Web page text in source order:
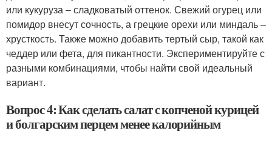
или кукуруза – сладковатый оттенок. Свежий огурец или
помидор внесут сочность, а грецкие орехи или миндаль –
хрусткость. Также можно добавить тертый сыр, такой как
чеддер или фета, для пикантности. Экспериментируйте с
разными комбинациями, чтобы найти свой идеальный
вариант.
Вопрос 4: Как сделать салат с копченой курицей
и болгарским перцем менее калорийным